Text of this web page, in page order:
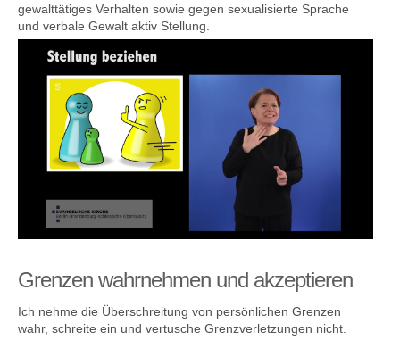
gewalttätiges Verhalten sowie gegen sexualisierte Sprache
und verbale Gewalt aktiv Stellung.
Grenzen wahrnehmen und akzeptieren
Ich nehme die Überschreitung von persönlichen Grenzen
wahr, schreite ein und vertusche Grenzverletzungen nicht.